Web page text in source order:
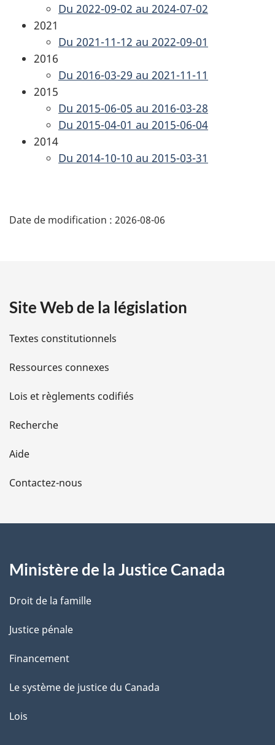
Du 2022-09-02 au 2024-07-02
2021
Du 2021-11-12 au 2022-09-01
2016
Du 2016-03-29 au 2021-11-11
2015
Du 2015-06-05 au 2016-03-28
Du 2015-04-01 au 2015-06-04
2014
Du 2014-10-10 au 2015-03-31
é
i
l
s
d
e
l
a
e
Date de modification : 2026-08-06
Site Web de la législation
Textes constitutionnels
Ressources connexes
Lois et règlements codifiés
Recherche
Aide
Contactez-nous
Ministère de la Justice Canada
Droit de la famille
Justice pénale
Financement
Le système de justice du Canada
Lois